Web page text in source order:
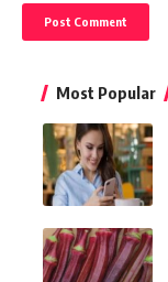
Most Popular